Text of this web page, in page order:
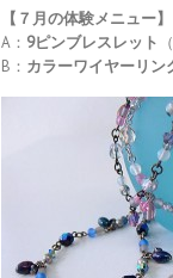
【７ 月の体験メニュー】
A： 9ピンブレスレット
B： カラーワイヤーリン